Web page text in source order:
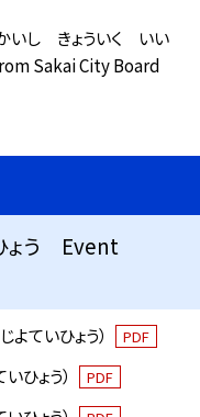
いし きょういく いい
Sakai City Board
ょう Event
ていひょう） PDF
ひょう） PDF